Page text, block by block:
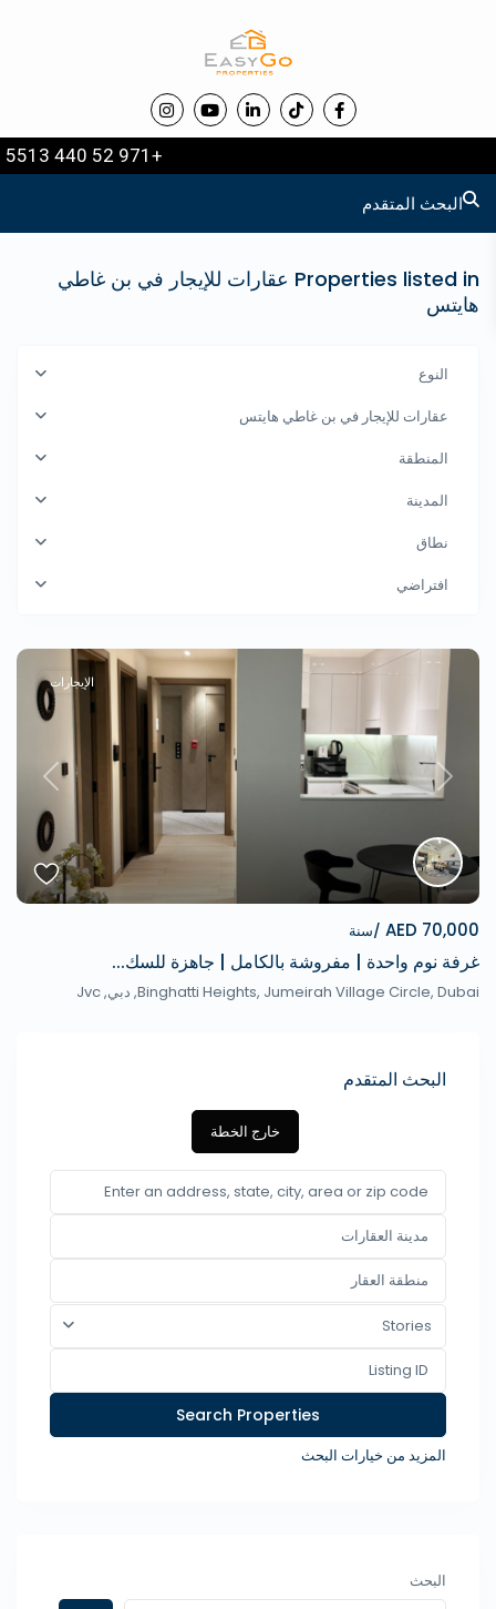
+971 52 440 5513
البحث المتقدم
Properties listed in عقارات للإيجار في بن غاطي
هايتس
النوع
عقارات للإيجار في بن غاطي هايتس
المنطقة
المدينة
نطاق
افتراضي
Next
الإيجارات
70,000 AED /سنة
غرفة نوم واحدة | مفروشة بالكامل | جاهزة للسك...
Binghatti Heights, Jumeirah Village Circle, Dubai, دبي,
Jvc
البحث المتقدم
خارج الخطة
Stories
المزيد من خيارات البحث
البحث